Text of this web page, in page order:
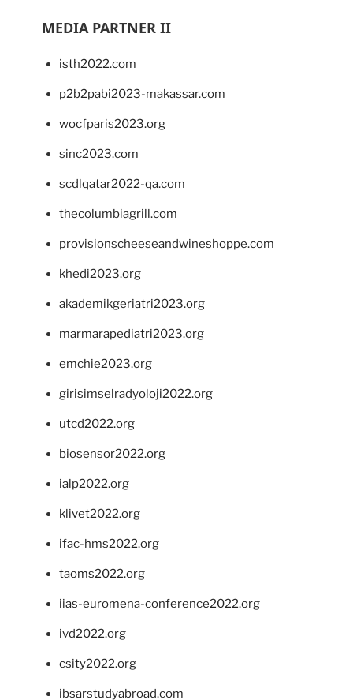
MEDIA PARTNER II
isth2022.com
p2b2pabi2023-makassar.com
wocfparis2023.org
sinc2023.com
scdlqatar2022-qa.com
thecolumbiagrill.com
provisionscheeseandwineshoppe.com
khedi2023.org
akademikgeriatri2023.org
marmarapediatri2023.org
emchie2023.org
girisimselradyoloji2022.org
utcd2022.org
biosensor2022.org
ialp2022.org
klivet2022.org
ifac-hms2022.org
taoms2022.org
iias-euromena-conference2022.org
ivd2022.org
csity2022.org
ibsarstudyabroad.com